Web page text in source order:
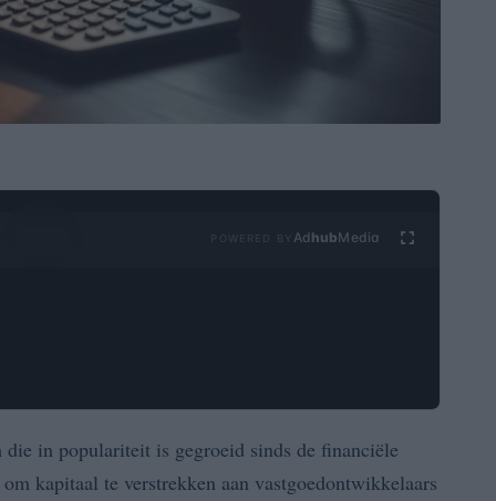
Ad hubMedia
in populariteit is gegroeid sinds de financiële
kapitaal te verstrekken aan vastgoedontwikkelaars